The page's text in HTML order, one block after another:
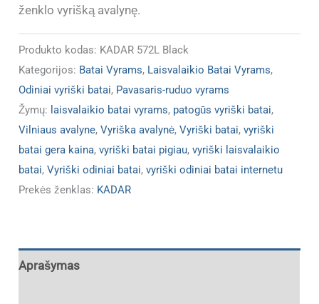
ženklo vyrišką avalynę.
Produkto kodas: KADAR 572L Black
Kategorijos: Batai Vyrams, Laisvalaikio Batai Vyrams,
Odiniai vyriški batai, Pavasaris-ruduo vyrams
Žymų: laisvalaikio batai vyrams, patogūs vyriški batai,
Vilniaus avalyne,Vyriška avalynė,Vyriški batai,vyriški
batai gera kaina,vyriški batai pigiau,vyriški laisvalaikio
batai,Vyriški odiniai batai,vyriški odiniai batai internetu
Prekės ženklas: KADAR
Aprašymas